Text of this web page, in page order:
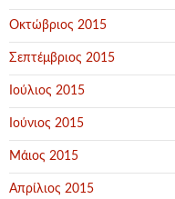
Οκτώβριος 2015
Σεπτέμβριος 2015
Ιούλιος 2015
Ιούνιος 2015
Μάιος 2015
Απρίλιος 2015